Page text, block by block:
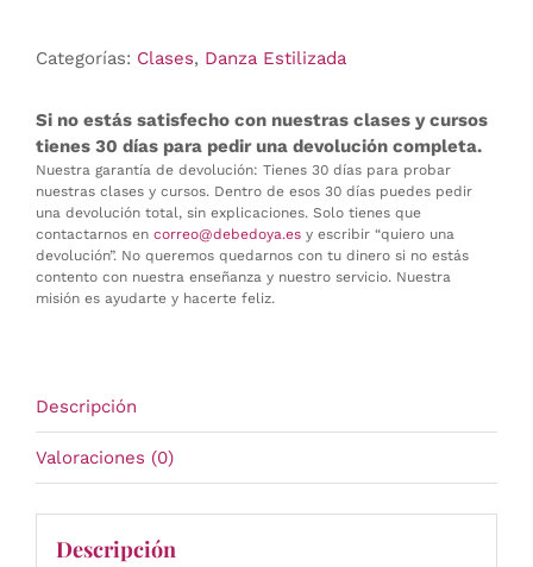
81-
cantidad
Categorías: Clases, Danza Estilizada
Si no estás satisfecho con nuestras clases y cursos
tienes 30 días para pedir una devolución completa.
Nuestra garantía de devolución: Tienes 30 días para probar
nuestras clases y cursos. Dentro de esos 30 días puedes pedir
una devolución total, sin explicaciones. Solo tienes que
contactarnos en correo@debedoya.es y escribir “quiero una
devolución”. No queremos quedarnos con tu dinero si no estás
contento con nuestra enseñanza y nuestro servicio. Nuestra
misión es ayudarte y hacerte feliz.
Descripción
Valoraciones (0)
Descripción